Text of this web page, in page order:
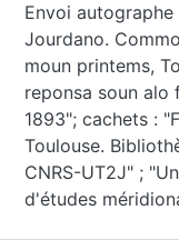
Envoi
Jourdano.
moun printems,
reponsa soun alo
1893"; cachets :
Toulouse.
CNRS-UT2J" ;
d'études